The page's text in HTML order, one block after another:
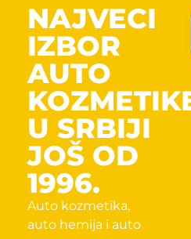
NAJVECI
IZBOR
AUTO
U SRBIJI
JOŠ OD
1996.
Auto kozmetika,
auto hemija i auto